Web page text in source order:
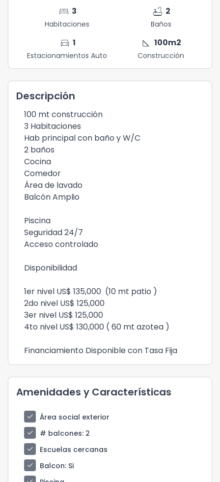
bed 3
Habitaciones
bathtub 2
Baños
directions_car 1
Estacionamientos Auto
square_foot 100m2
Construcción
Descripción
100 mt construcción
3 Habitaciones
Hab principal con baño y W/C
2 baños
Cocina
Comedor
Área de lavado
Balcón Amplio
Piscina
Seguridad 24/7
Acceso controlado
Disponibilidad
1er nivel US$ 135,000 (10 mt patio )
2do nivel US$ 125,000
3er nivel US$ 125,000
4to nivel US$ 130,000 ( 60 mt azotea )
Financiamiento Disponible con Tasa Fija
Amenidades y Características
check
Área social exterior
check
# balcones: 2
check
Escuelas cercanas
check
Balcon: Si